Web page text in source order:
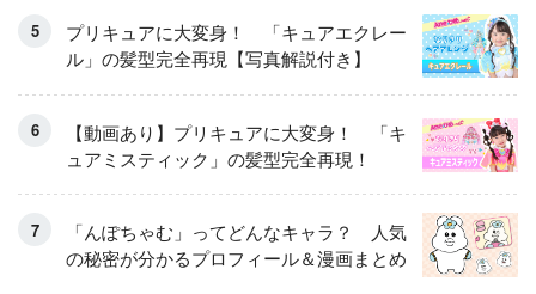
プリキュアに大変身！ 「キュアエクレー
ル」の髪型完全再現【写真解説付き】
【動画あり】プリキュアに大変身！ 「キ
ュアミスティック」の髪型完全再現！
「んぽちゃむ」ってどんなキャラ？ 人気
の秘密が分かるプロフィール＆漫画まとめ